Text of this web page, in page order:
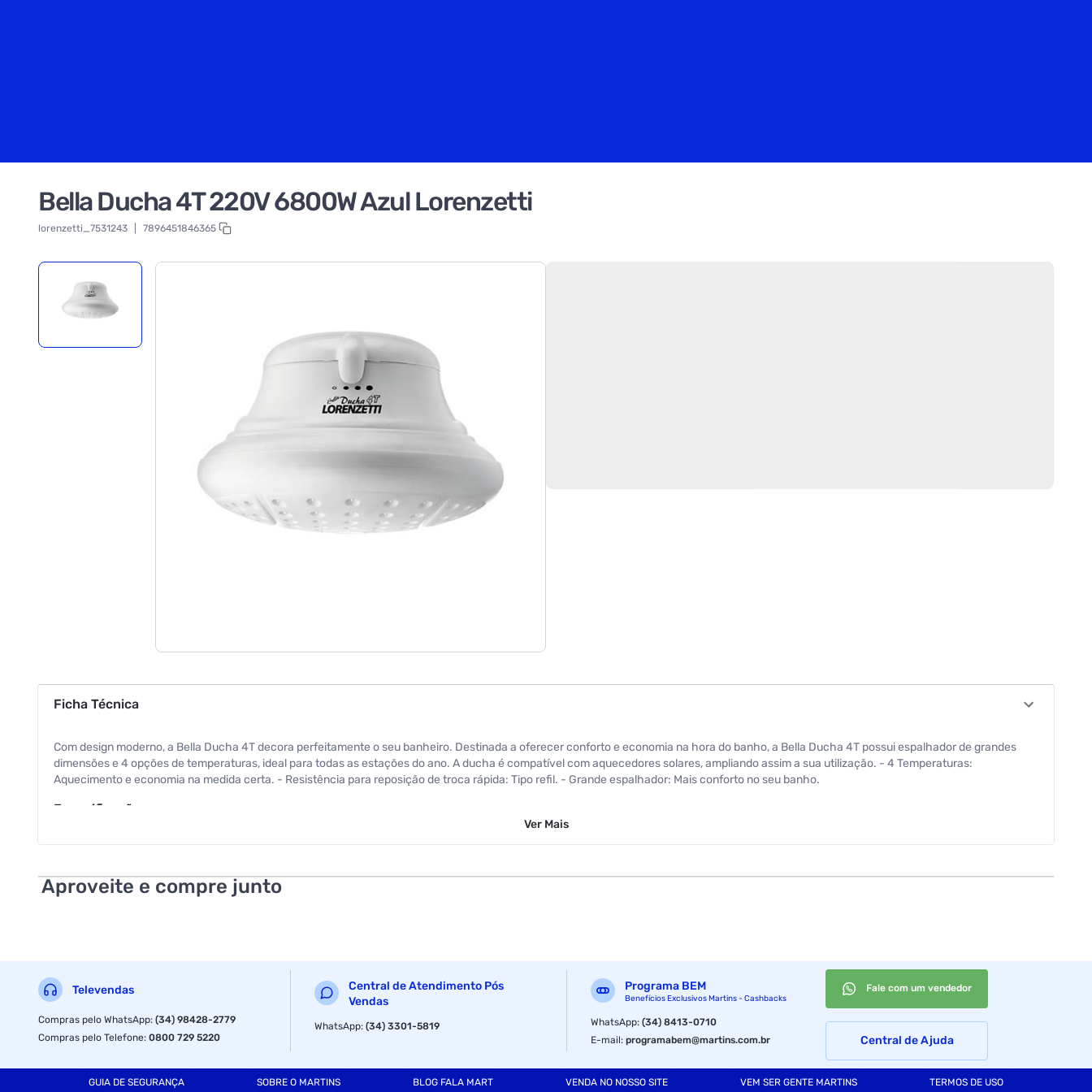
Bella Ducha 4T 220V 6800W Azul Lorenzetti
lorenzetti_7531243 7896451846365
Ficha Técnica
Com design moderno, a Bella Ducha 4T decora perfeitamente o seu banheiro. Destinada a oferecer conforto e economia na hora do banho, a Bella Ducha 4T possui espalhador de grandes
dimensões e 4 opções de temperaturas, ideal para todas as estações do ano. A ducha é compatível com aquecedores solares, ampliando assim a sua utilização. - 4 Temperaturas:
Aquecimento e economia na medida certa. - Resistência para reposição de troca rápida: Tipo refil. - Grande espalhador: Mais conforto no seu banho.
Especificações
Ver Mais
Aproveite e compre junto
Televendas
Compras pelo WhatsApp:(34) 98428-2779
Compras pelo Telefone:0800 729 5220
Central de Atendimento Pós
Vendas
WhatsApp:(34) 3301-5819
Programa BEM
Benefícios Exclusivos Martins - Cashbacks
WhatsApp:(34) 8413-0710
E-mail:programabem@martins.com.br
Fale com um vendedor
Central de Ajuda
GUIA DE SEGURANÇA SOBRE O MARTINS BLOG FALA MART VENDA NO NOSSO SITE VEM SER GENTE MARTINS TERMOS DE USO